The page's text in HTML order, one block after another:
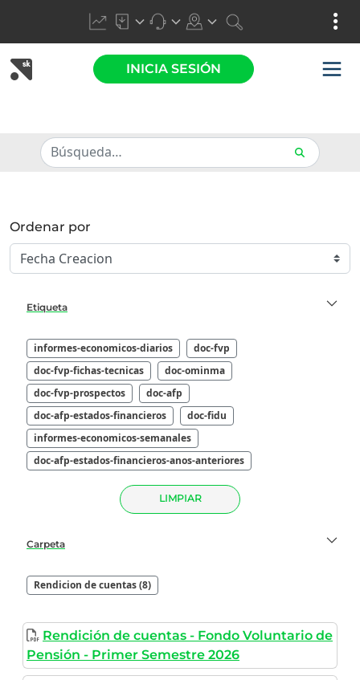
INICIA SESIÓN
Ordenar por
Etiqueta
informes-economicos-diarios
doc-fvp
doc-fvp-fichas-tecnicas
doc-ominma
doc-fvp-prospectos
doc-afp
doc-afp-estados-financieros
doc-fidu
informes-economicos-semanales
doc-afp-estados-financieros-anos-anteriores
LIMPIAR
Carpeta
Rendicion de cuentas (8)
Rendición de cuentas - Fondo Voluntario de
Pensión - Primer Semestre 2026